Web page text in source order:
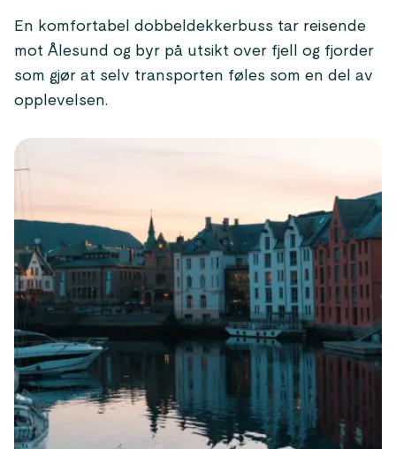
En komfortabel dobbeldekkerbuss tar reisende
mot Ålesund og byr på utsikt over fjell og fjorder
som gjør at selv transporten føles som en del av
opplevelsen.